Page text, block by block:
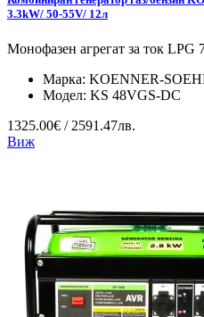
3.3kW/ 50-55V/ 12л
Монофазен агрегат за ток LPG
Марка: KOENNER-
Модел: KS 48VGS-DC
1325.00€ / 2591.47лв.
Виж